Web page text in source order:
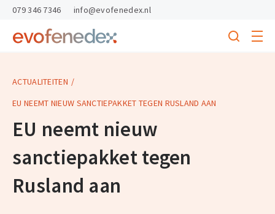
skipToContent
skipToFooter
Return
homepage
Search
menu
079 346 7346 info@evofenedex.nl
ACTUALITEITEN
EU NEEMT NIEUW SANCTIEPAKKET TEGEN RUSLAND AAN
EU neemt nieuw
sanctiepakket tegen
Rusland aan